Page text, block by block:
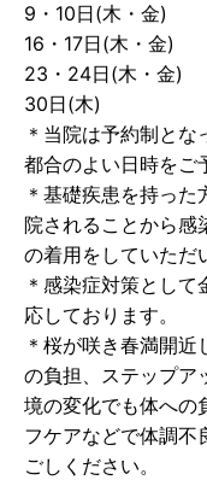
9・10日(木・金)
16・17日(木・金)
23・24日(木・金)
30日(木)
＊当院は予約制と
都合のよい日時をご
＊基礎疾患を持っ
院されることから感
の着用をしていただ
＊感染症対策とし
応しております。
＊桜が咲き春満開
の負担、ステップア
境の変化でも体への
フケアなどで体調不
ごしください。